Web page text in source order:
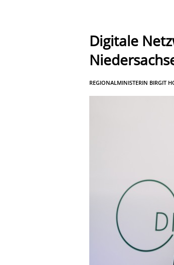
Digitale
REGIONALMINISTERIN BIRGIT